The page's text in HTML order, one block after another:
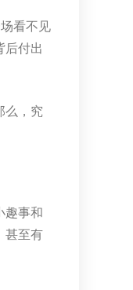
场看不见
后付出
么，究
趣事和
甚至有